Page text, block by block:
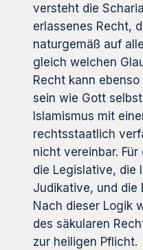
versteht die
erlassenes Recht,
naturgemäß auf
gleich welchen
Recht kann
sein wie Gott
Islamismus mit
rechtsstaatlich
nicht vereinbar.
die Legislative, die
Judikative, und die
Nach dieser Logik
des säkularen
zur heiligen Pflicht.